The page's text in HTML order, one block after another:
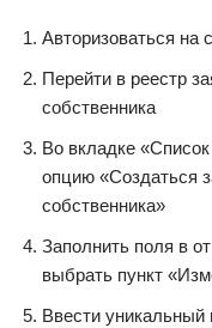
Авторизоваться на
Перейти в реестр
собственника
Во вкладке
опцию «Создаться
собственника»
Заполнить поля в
выбрать пункт
Ввести